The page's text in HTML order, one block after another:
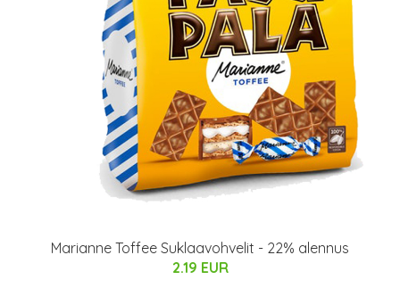
Marianne Toffee Suklaavohvelit - 22% alennus
2.19 EUR